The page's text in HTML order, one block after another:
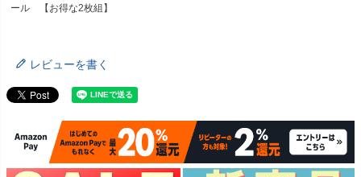
ール 【お得な2枚組】
レビューを書く